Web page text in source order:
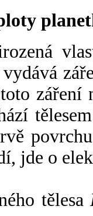
vydává
záření
jde o
tělesa